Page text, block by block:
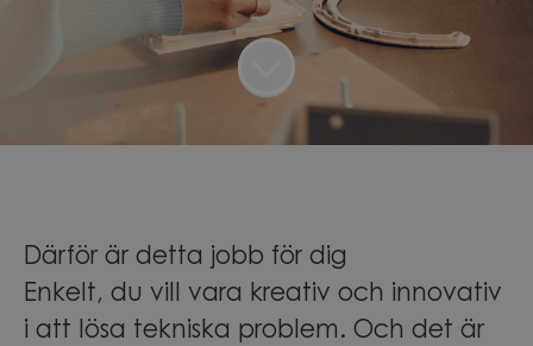
Därför är detta jobb för dig
Enkelt, du vill vara kreativ och innovativ
i att lösa tekniska problem. Och det är